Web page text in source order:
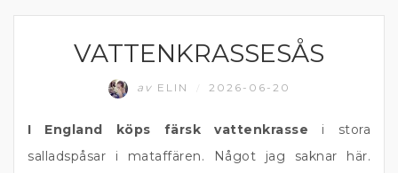
DIPP OCH RÖROR
VATTENKRASSESÅS
av ELIN 2026-06-20
I England köps färsk vattenkrasse i stora
salladspåsar i mataffären. Något jag saknar här.